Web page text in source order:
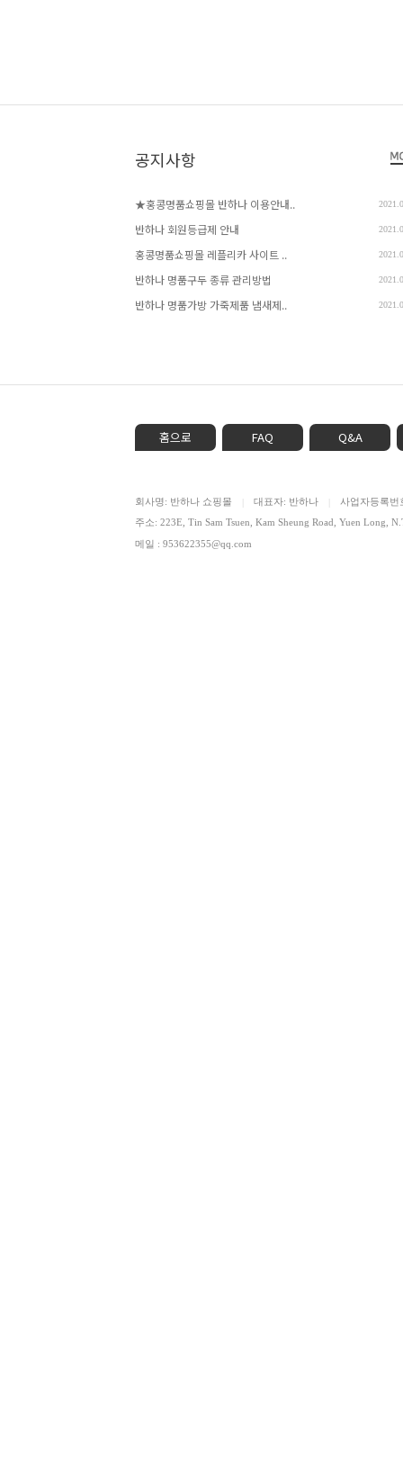
공지사항
★홍콩명품쇼핑몰 반하나 이용안내..
반하나 회원등급제 안내
홍콩명품쇼핑몰 레플리카 사이트 ..
반하나 명품구두 종류 관리방법
반하나 명품가방 가죽제품 냄새제..
홈으로 FAQ Q&A
회사명: 반하나 쇼핑몰 대표자: 반하나
사업자등록
주소: 223E, Tin Sam Tsuen, Kam Sheung Road, Yuen Long,
메일 : 953622355@qq.com